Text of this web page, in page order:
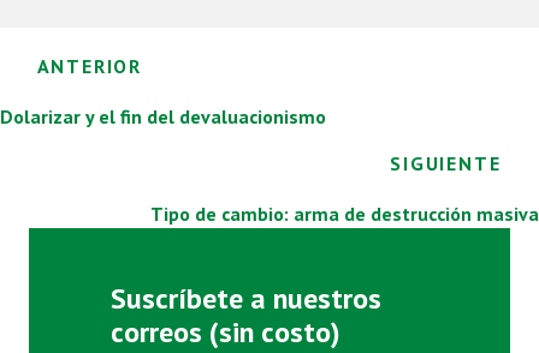
Posts
navigation
ANTERIOR
Dolarizar y el fin del devaluacionismo
SIGUIENTE
Tipo de cambio: arma de destrucción masiva
Suscríbete a nuestros
correos (sin costo)